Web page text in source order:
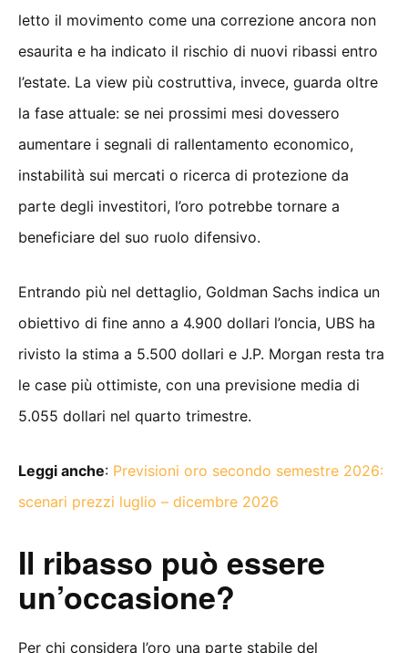
letto il movimento come una correzione ancora non
esaurita e ha indicato il rischio di nuovi ribassi entro
l’estate. La view più costruttiva, invece, guarda oltre
la fase attuale: se nei prossimi mesi dovessero
aumentare i segnali di rallentamento economico,
instabilità sui mercati o ricerca di protezione da
parte degli investitori, l’oro potrebbe tornare a
beneficiare del suo ruolo difensivo.
Entrando più nel dettaglio, Goldman Sachs indica un
obiettivo di fine anno a 4.900 dollari l’oncia, UBS ha
rivisto la stima a 5.500 dollari e J.P. Morgan resta tra
le case più ottimiste, con una previsione media di
5.055 dollari nel quarto trimestre.
Leggi anche: Previsioni oro secondo semestre 2026:
scenari prezzi luglio – dicembre 2026
Il ribasso può essere
un’occasione?
Per chi considera l’oro una parte stabile del